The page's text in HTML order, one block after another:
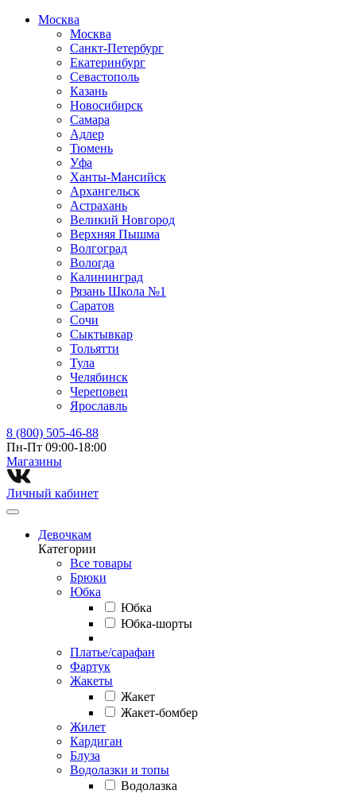
Москва
Москва
Санкт-Петербург
Екатеринбург
Севастополь
Казань
Новосибирск
Самара
Адлер
Тюмень
Уфа
Ханты-Мансийск
Архангельск
Астрахань
Великий Новгород
Верхняя Пышма
Волгоград
Вологда
Калининград
Рязань Школа №1
Саратов
Сочи
Сыктывкар
Тольятти
Тула
Челябинск
Череповец
Ярославль
8 (800) 505-46-88
Пн-Пт 09:00-18:00
Магазины⁠
Личный кабинет
Девочкам
Категории
Все товары
Брюки
Юбка
Юбка
Юбка-шорты
Платье/сарафан
Фартук
Жакеты
Жакет
Жакет-бомбер
Жилет
Кардиган
Блуза
Водолазки и топы
Водолазка